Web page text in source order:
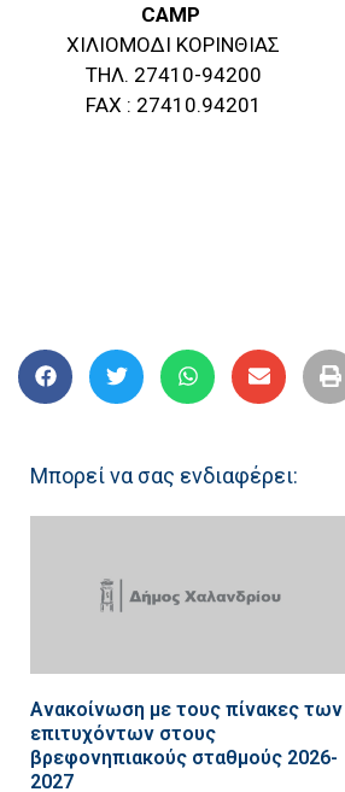
CAMP
ΧΙΛΙΟΜΟΔΙ ΚΟΡΙΝΘΙΑΣ
ΤΗΛ. 27410-94200
FAX : 27410.94201
Μπορεί να σας ενδιαφέρει:
Ανακοίνωση με τους πίνακες των
επιτυχόντων στους
βρεφονηπιακούς σταθμούς 2026-
2027